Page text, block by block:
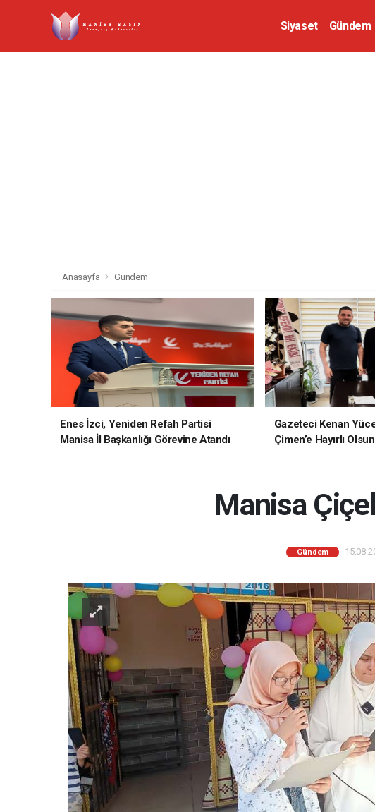
Siyaset Gündem
Anasayfa Gündem
Enes İzci, Yeniden Refah Partisi
Manisa İl Başkanlığı Görevine Atandı
Gazeteci Kenan
Çimen’e Hayırlı
Manisa
Gündem